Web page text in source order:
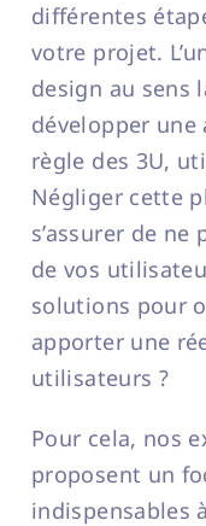
différentes
votre projet.
design au sens
développer
règle des 3U,
Négliger cette
s’assurer de
de vos
solutions pour
apporter une
utilisateurs ?
Pour cela, nos
proposent un
indispensables